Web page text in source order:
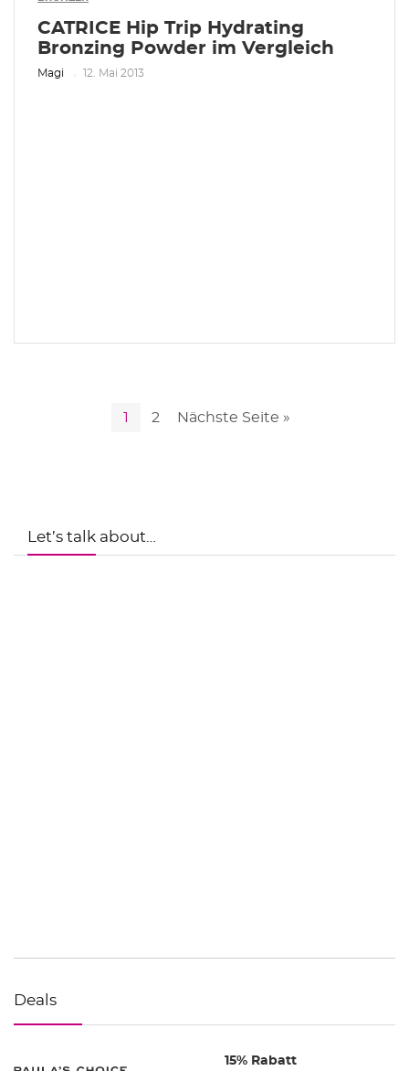
CATRICE Hip Trip Hydrating
Bronzing Powder im Vergleich
Magi 12. Mai 2013
1 2 Nächste Seite »
Let’s talk about…
Deals
15% Rabatt